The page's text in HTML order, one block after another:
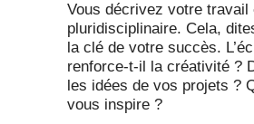
Vous décrivez votre travail
pluridisciplinaire. Cela,
la clé de votre succès.
renforce-t-il la créativité ?
les idées de vos projets ?
vous inspire ?